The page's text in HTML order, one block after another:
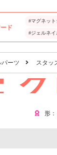
ド
#マグネッ
#ジェルネ
パーツ スタッ
形